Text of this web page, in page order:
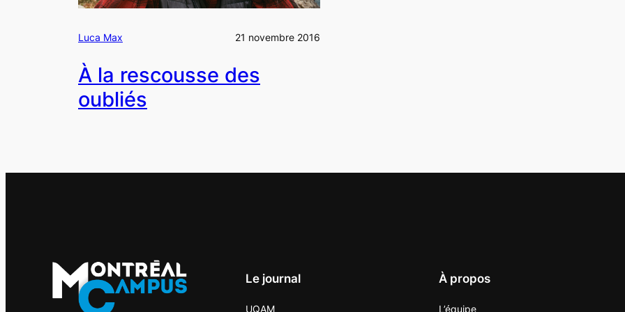
Luca Max 21 novembre 2016
À la rescousse des
oubliés
Le journal
UQAM
À propos
L’équipe